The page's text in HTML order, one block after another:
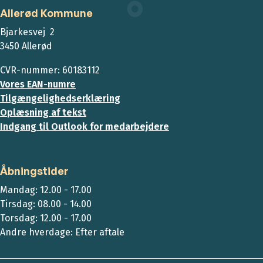
Allerød Kommune
Bjarkesvej 2
3450 Allerød
CVR-nummer: 60183112
Vores EAN-numre
Tilgængelighedserklæring
Oplæsning af tekst
Indgang til Outlook for medarbejdere
Åbningstider
Mandag: 12.00 - 17.00
Tirsdag: 08.00 - 14.00
Torsdag: 12.00 - 17.00
Andre hverdage: Efter aftale